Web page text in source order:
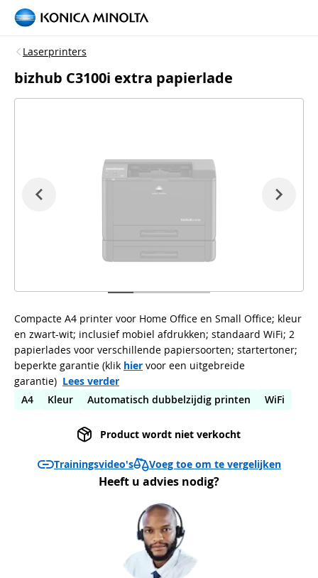
Laserprinters
bizhub C3100i extra papierlade
Compacte A4 printer voor Home Office en Small Office; kleur
en zwart-wit; inclusief mobiel afdrukken; standaard WiFi; 2
papierlades voor verschillende papiersoorten; startertoner;
beperkte garantie (klik hier voor een uitgebreide
garantie) Lees verder
A4
Kleur Automatisch dubbelzijdig printen WiFi
Product wordt niet verkocht
Trainingsvideo's Voeg toe om te vergelijken
Heeft u advies nodig?